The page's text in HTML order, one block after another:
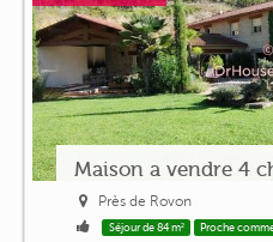
Maison a vendre 4
Près de Rovon
Séjour de 84 m² Proche